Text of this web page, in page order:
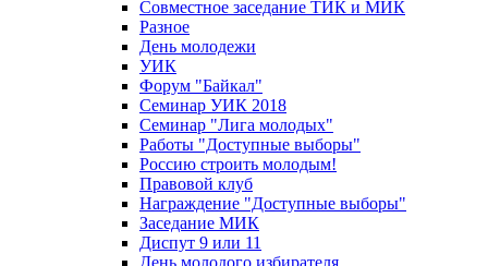
Совместное заседание ТИК и МИК
Разное
День молодежи
УИК
Форум "Байкал"
Семинар УИК 2018
Семинар "Лига молодых"
Работы "Доступные выборы"
Россию строить молодым!
Правовой клуб
Награждение "Доступные выборы"
Заседание МИК
Диспут 9 или 11
День молодого избирателя